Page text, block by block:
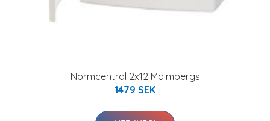
Normcentral 2x12 Malmbergs
1479 SEK